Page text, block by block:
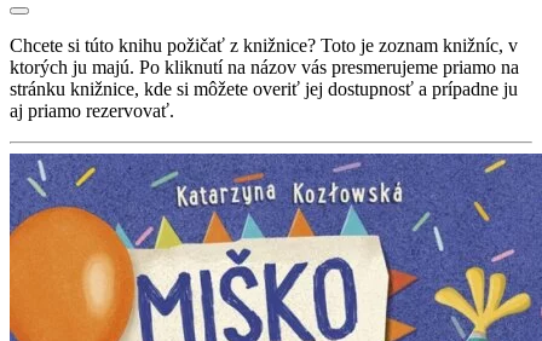
Chcete si túto knihu požičať z knižnice? Toto je zoznam knižníc, v
ktorých ju majú. Po kliknutí na názov vás presmerujeme priamo na
stránku knižnice, kde si môžete overiť jej dostupnosť a prípadne ju
aj priamo rezervovať.